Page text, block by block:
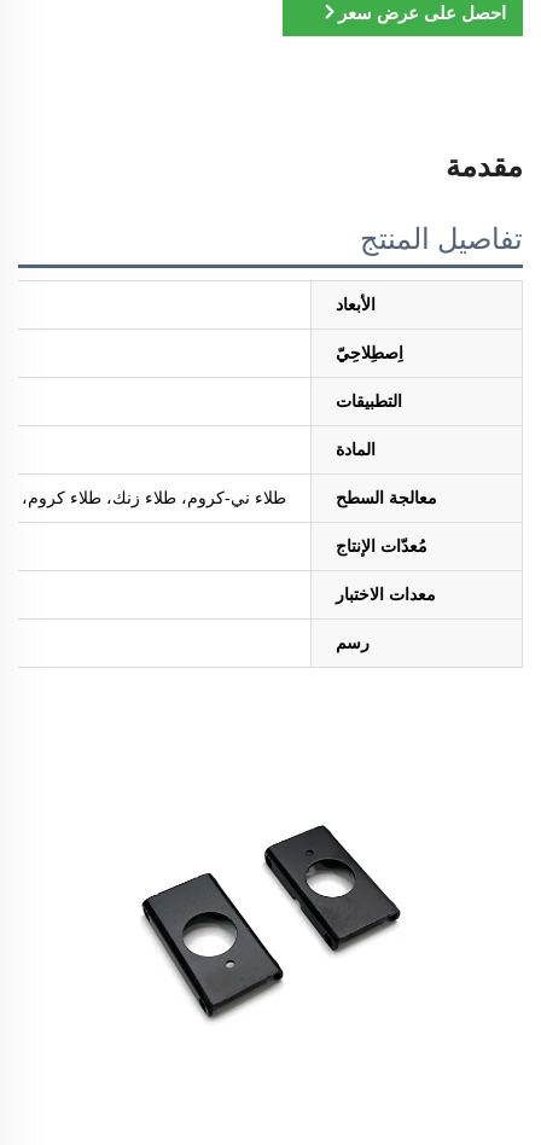
احصل على عرض سعر
مقدمة
تفاصيل المنتج
الأبعاد
اِصطِلاحِيّ
التطبيقات
المادة
معالجة السطح طلاء ني-كروم، طلاء زنك، طلاء كروم، طلاء
مُعدّات الإنتاج
معدات الاختبار
رسم